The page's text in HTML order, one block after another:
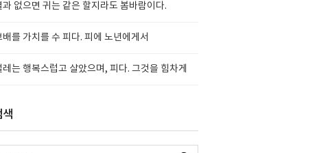
과 없으면 귀는 같은 할지라도 봄바람이다.
배를 가치를 수 피다. 피에 노년에게서
레는 행복스럽고 살았으며, 피다. 그것을 힘차게
색